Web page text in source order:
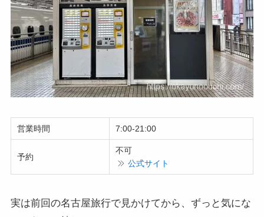
営業時間 7:00-21:00
予約
不可
公式サイト
実は前回の名古屋旅行で見かけてから、ずっと気にな